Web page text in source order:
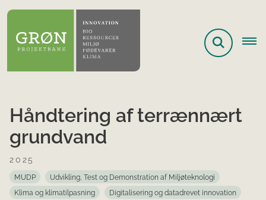
Håndtering af terrænnært
grundvand
2025
MUDP
Udvikling, Test og Demonstration af Miljøteknologi
Klima og klimatilpasning
Digitalisering og datadrevet innovation